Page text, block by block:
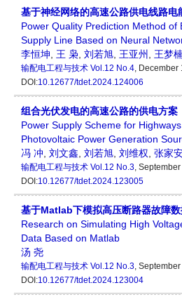
基于神经网络的高速公路供电线路电
Power Quality Prediction Method of
Supply Line Based on Neural
李恒坤
王 枭 刘若旭 王亚州 王梦
输配电工程与技术 Vol.12 No.4, December
DOI:10.12677/tdet.2024.124006
组合光伏发电的高速公路的供电方案
Power Supply Scheme for
Photovoltaic Power Generation
冯 冲 刘文鑫 刘若旭 刘维权 张家
输配电工程与技术 Vol.12 No.3,
DOI:10.12677/tdet.2024.123005
基于Matlab下模拟高压断路器故障
Research on Simulating High
Data Based on Matlab
汤 尧
输配电工程与技术 Vol.12 No.3,
DOI:10.12677/tdet.2024.123004